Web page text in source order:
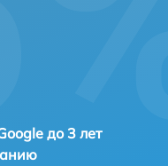
до 3 лет